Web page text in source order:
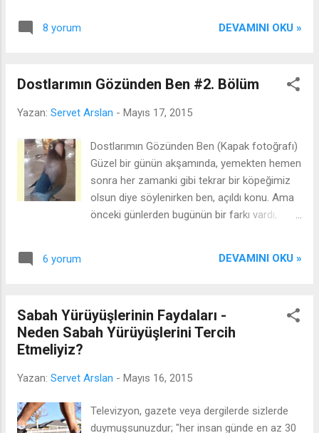
Kutunun içerisinde yanlış hatırlamıyorsam
ekildiğinde tekrar bir ağaca dönüşüyor.
daha sonra ise tekrar çocuklar tarafından
içerisindeki tohumlar gün geçtikçe ayrışıyor
sağlanıyor. Ayrıca çocuklar da hem kitap
okumaya teşvik ediliyor, hem de büyük bir
geri dönüşüm projesine katkı sağlanıyor.
Henüz bu projenin nereye kadar ilerleyeceği
ile ilgili bir bilgi bulamadım ama böyle bir proje
olmaz. Hatta bir sürü insan bu yüzden bile
8 yorum DEVAMINI OKU »
Dostlarımın Gözünden Ben #2. Bölüm
Yazan: Servet Arslan - Mayıs 17, 2015
Dostlarımın Gözünden Ben (Kapak fotoğrafı)
Güzel bir günün akşamında, yemekten hemen
sonra her zamanki gibi tekrar bir köpeğimiz
olsun diye söylenirken ben, açıldı konu. Ama
önceki günlerden bugünün bir farkı vardı,
annemden şöyle bir ses; "papağan alalım bir
daha söylendim "hayır ben köpek istiyorum"
diye. Ama fikir de hiç fena değildi nede olsa
fazla sürmedi ve gelen teklifi fazla
sonunda bir sonraki güne uyanmıştık, artık bir
6 yorum DEVAMINI OKU »
Sabah Yürüyüşlerinin Faydaları -
Neden Sabah Yürüyüşlerini Tercih
Etmeliyiz?
Yazan: Servet Arslan - Mayıs 16, 2015
Televizyon, gazete veya dergilerde sizlerde
duymuşsunuzdur; "her insan günde en az 30